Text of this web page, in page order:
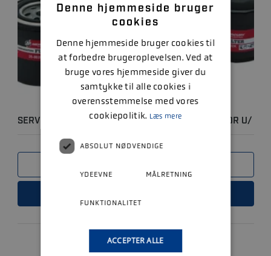
SERVICEKIT - MERCRUISER 4.3L (GM) KARBURATOR U/
EKSTERNT..
Denne hjemmeside bruger
cookies
Denne hjemmeside bruger cookies til
at forbedre brugeroplevelsen. Ved at
bruge vores hjemmeside giver du
samtykke til alle cookies i
overensstemmelse med vores
cookiepolitik. Læs mere
ABSOLUT NØDVENDIGE
YDEEVNE MÅLRETNING
FUNKTIONALITET
ACCEPTER ALLE